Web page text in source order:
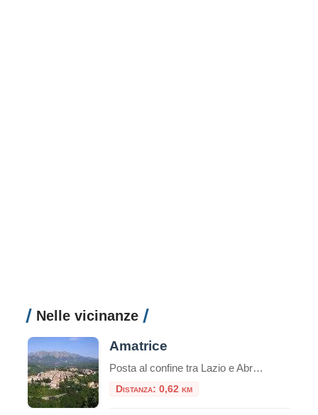
Nelle vicinanze
Amatrice
Posta al confine tra Lazio e Abruzzo, si trova Amatrice (955 s.l.m.). Il territorio si articola in un altipiano centrale, tra i 900 e i 1000 metri, ospitante il lago Scandarello e le numerose frazioni che le fanno da contorno.
Distanza: 0,62 km